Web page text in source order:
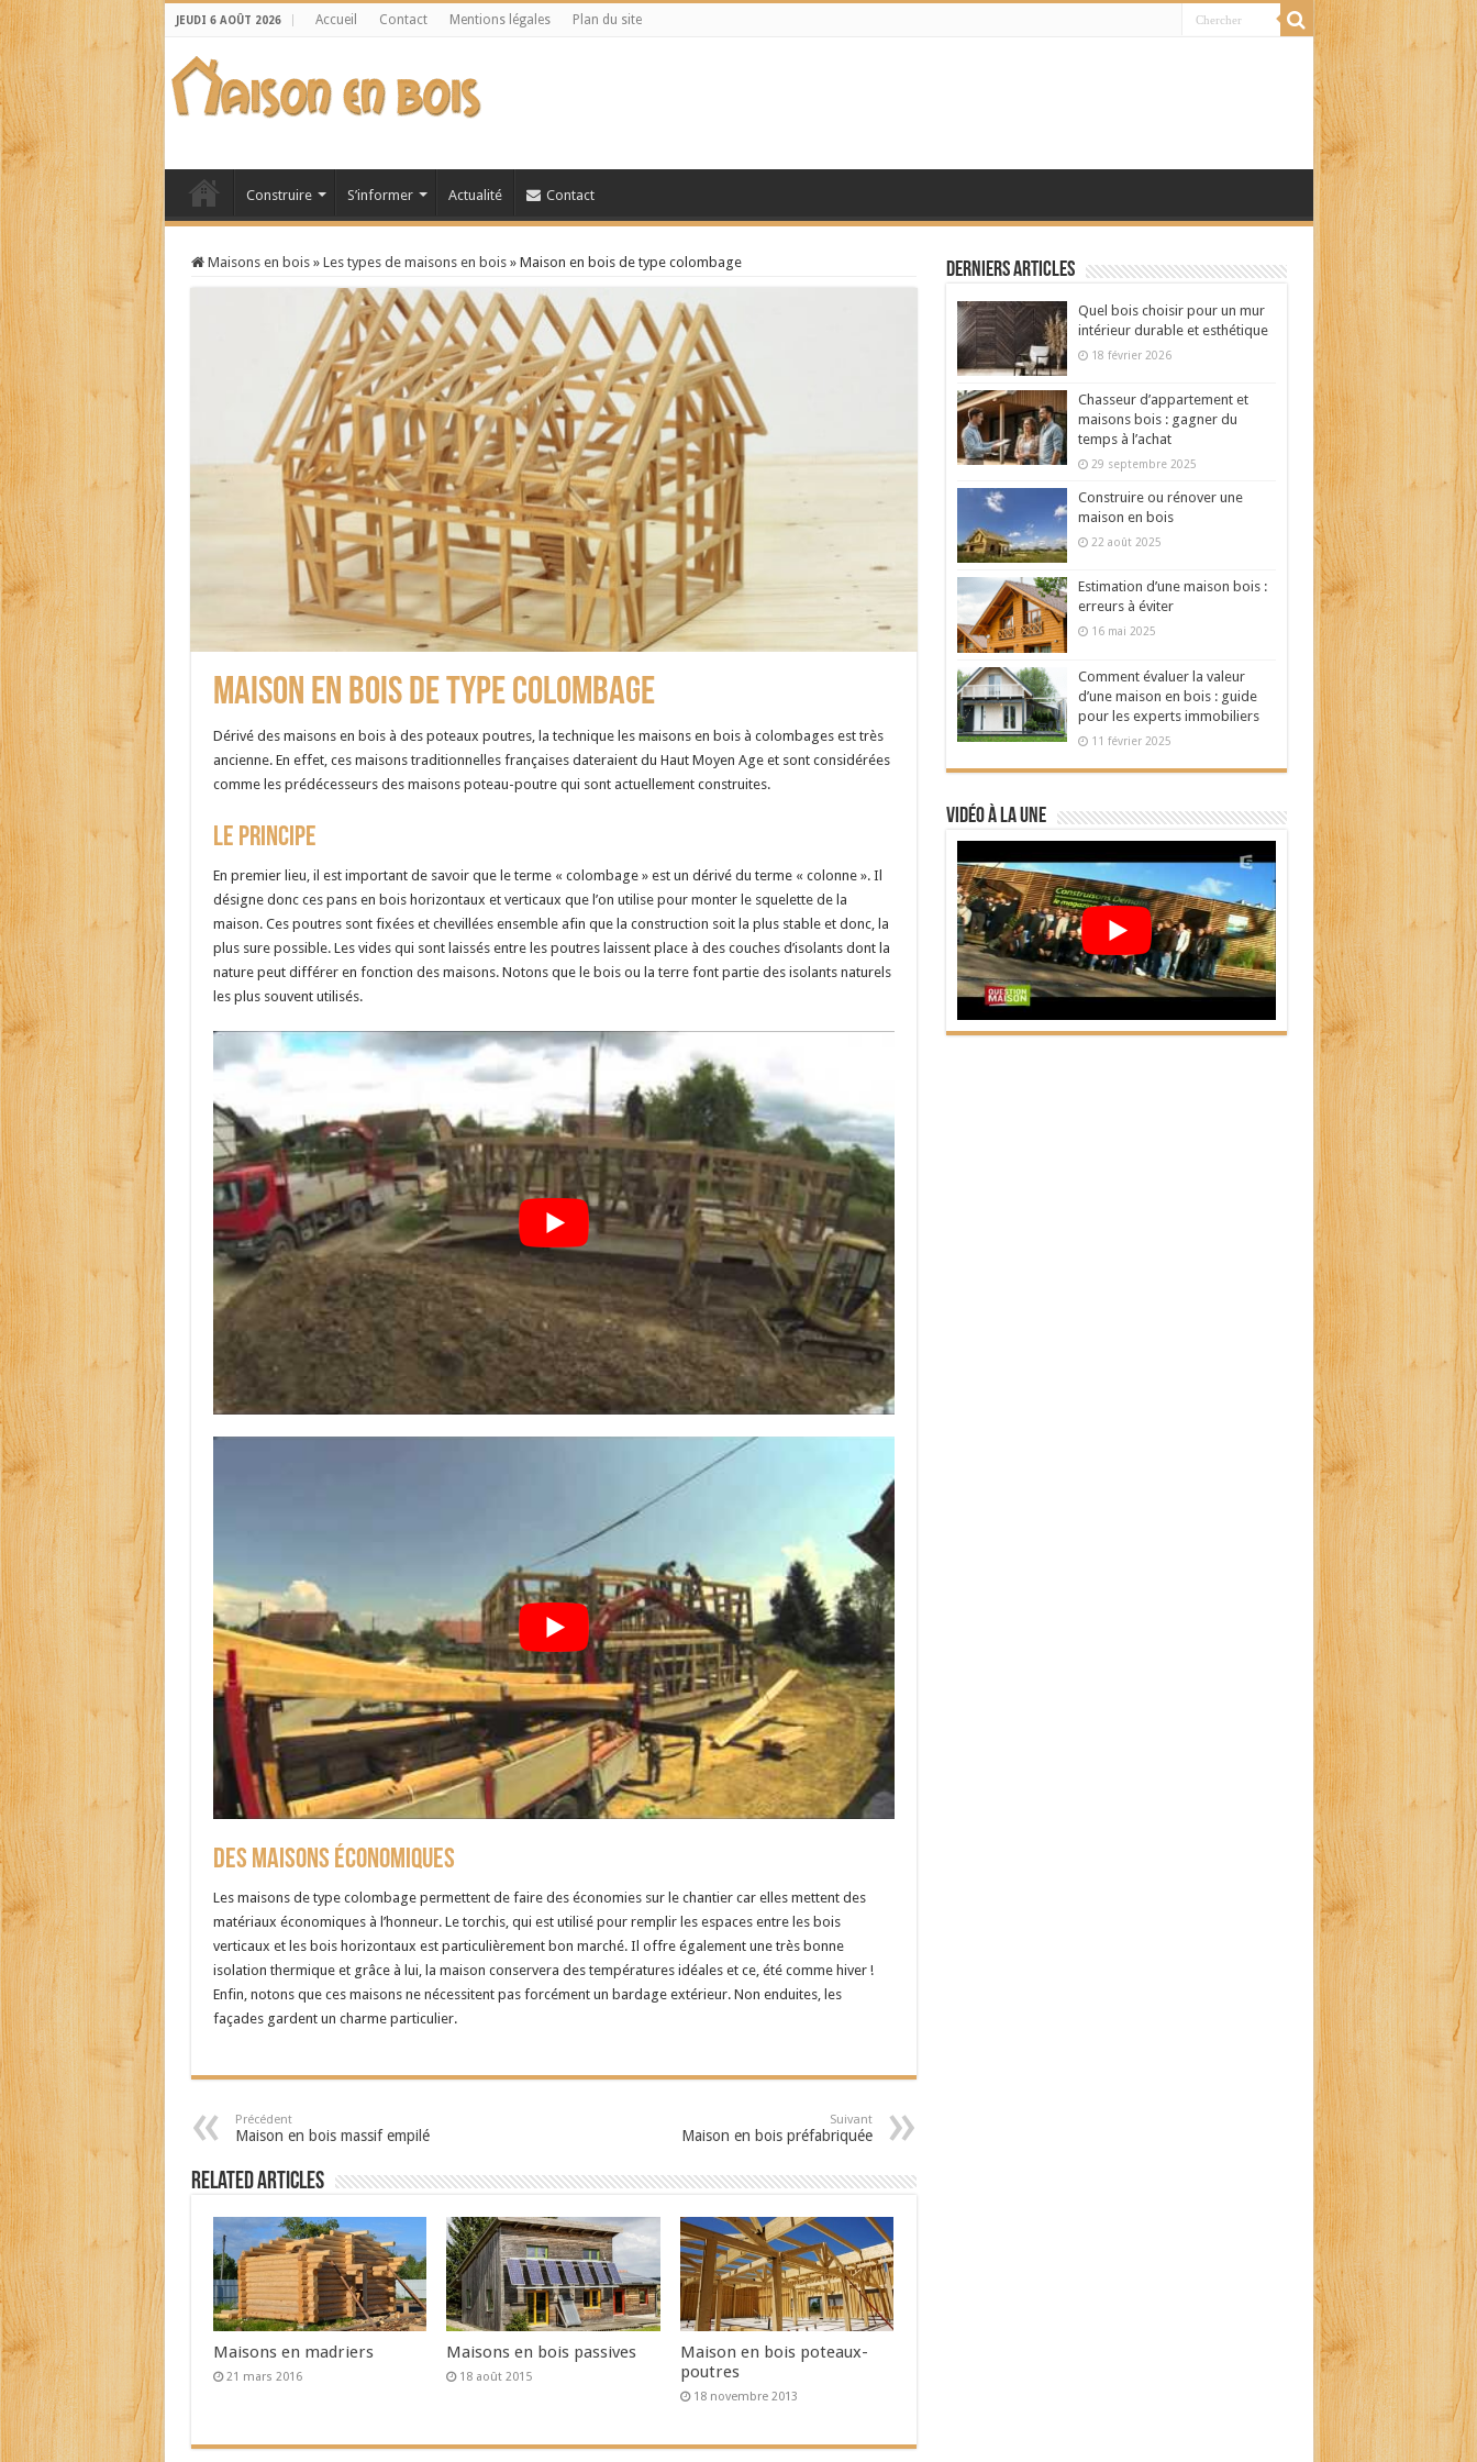
JEUDI 6 AOÛT 2026 Accueil Contact Mentions légales Plan du site
Construire S’informer Actualité Contact
Maisons en bois » Les types de maisons en bois » Maison en bois de type colombage
Maison en bois de type colombage
Dérivé des maisons en bois à des poteaux poutres, la technique les maisons en bois à colombages est très
ancienne. En effet, ces maisons traditionnelles françaises dateraient du Haut Moyen Age et sont considérées
comme les prédécesseurs des maisons poteau-poutre qui sont actuellement construites.
Le principe
En premier lieu, il est important de savoir que le terme « colombage » est un dérivé du terme « colonne ». Il
désigne donc ces pans en bois horizontaux et verticaux que l’on utilise pour monter le squelette de la
maison. Ces poutres sont fixées et chevillées ensemble afin que la construction soit la plus stable et donc, la
plus sure possible. Les vides qui sont laissés entre les poutres laissent place à des couches d’isolants dont la
nature peut différer en fonction des maisons. Notons que le bois ou la terre font partie des isolants naturels
les plus souvent utilisés.
Des maisons économiques
Les maisons de type colombage permettent de faire des économies sur le chantier car elles mettent des
matériaux économiques à l’honneur. Le torchis, qui est utilisé pour remplir les espaces entre les bois
verticaux et les bois horizontaux est particulièrement bon marché. Il offre également une très bonne
isolation thermique et grâce à lui, la maison conservera des températures idéales et ce, été comme hiver !
Enfin, notons que ces maisons ne nécessitent pas forcément un bardage extérieur. Non enduites, les
façades gardent un charme particulier.
Précédent
Maison en bois massif empilé
Suivant
Maison en bois préfabriquée
Related Articles
Maisons en madriers
21 mars 2016
Maisons en bois passives
18 août 2015
Maison en bois poteaux-
poutres
18 novembre 2013
Derniers articles
Quel bois choisir pour un mur
intérieur durable et esthétique
18 février 2026
Chasseur d’appartement et
maisons bois : gagner du
temps à l’achat
29 septembre 2025
Construire ou rénover une
maison en bois
22 août 2025
Estimation d’une maison bois :
erreurs à éviter
16 mai 2025
Comment évaluer la valeur
d’une maison en bois : guide
pour les experts immobiliers
11 février 2025
Vidéo à la Une